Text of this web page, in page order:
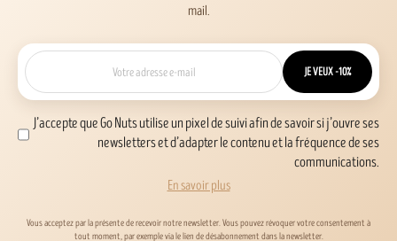
mail.
JE VEUX -10%
J’accepte que Go Nuts utilise un pixel de suivi afin de savoir si j’ouvre ses
newsletters et d’adapter le contenu et la fréquence de ses
communications.
En savoir plus
Vous acceptez par la présente de recevoir notre newsletter. Vous pouvez révoquer votre consentement à
tout moment, par exemple via le lien de désabonnement dans la newsletter.